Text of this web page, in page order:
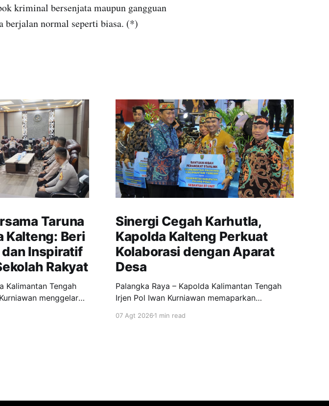
kriminal bersenjata maupun gangguan
berjalan normal seperti biasa. (*)
Taruna
Kalteng: Beri
Inspiratif
Rakyat
Kalimantan Tengah
menggelar
di ruang
Sinergi Cegah Karhutla,
Kapolda Kalteng Perkuat
Kolaborasi dengan Aparat
Desa
Palangka Raya – Kapolda Kalimantan Tengah
Irjen Pol Iwan Kurniawan memaparkan
dan lahan (karhutla) di Kalimantan Tengah
07 Agt 20261 min read